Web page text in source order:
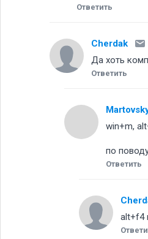
Ответить
Cherdak
Да хоть
Ответить
win+m,
по
Ответить
alt+f4